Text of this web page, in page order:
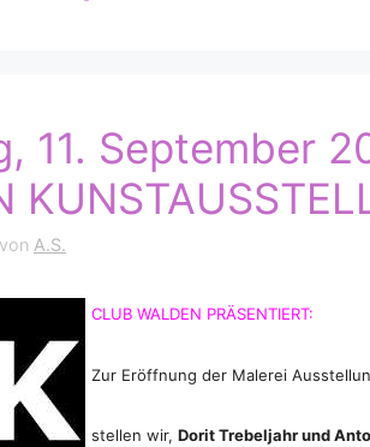
11. September
von A.S.
CLUB WALDEN PRÄSENTIERT:
Zur Eröffnung der Malerei
stellen wir, Dorit Trebeljahr und